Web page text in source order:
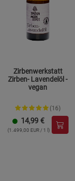
Zirbenwerkstatt
Zirben- Lavendelöl -
vegan
(16)
14,99 €
(1.499,00 EUR / 1 l)